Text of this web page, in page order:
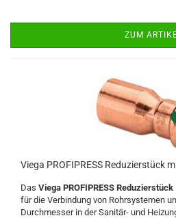
ZUM
Viega PROFIPRESS Reduzierstück
Das Viega PROFIPRESS Reduzierstück
für die Verbindung von Rohrsystemen
Durchmesser in der Sanitär- und